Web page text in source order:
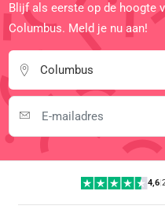
Blijf als eerste op de hoogte
Columbus. Meld je nu aan!
Columbus
4,6 |